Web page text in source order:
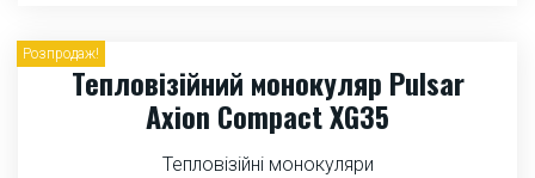
Розпродаж!
Тепловізійний монокуляр Pulsar
Axion Compact XG35
Тепловізійні монокуляри